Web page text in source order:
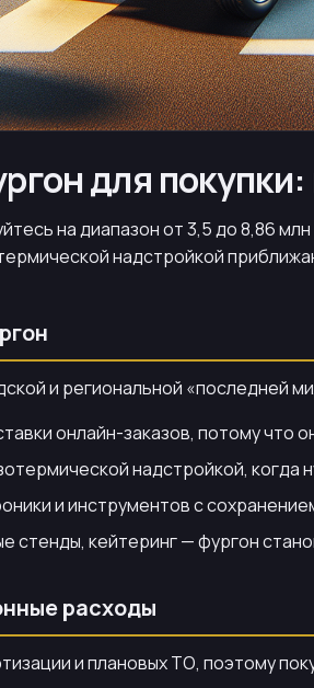
для
на диапазон от 3,5 до 8,86
надстройкой
и региональной «последней
онлайн-заказов, потому что
надстройкой,
и инструментов с
стенды, кейтеринг — фургон
расходы
и плановых ТО, поэтому